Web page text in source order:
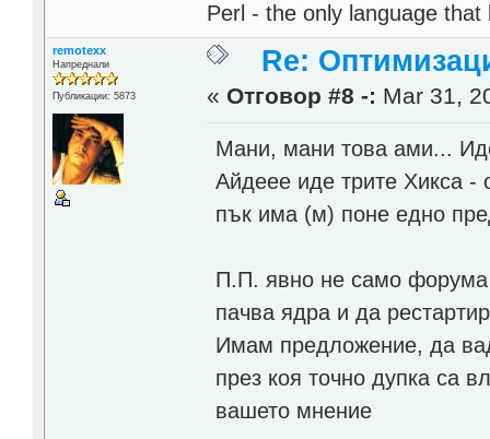
Perl - the only language
remotexx
Напреднали
Публикации: 5873
Re:
« Отговор #8 -: Mar 31,
Мани, мани това ами...
Айдеее иде трите Хикса -
пък има (м) поне едно
П.П. явно не само форума
пачва ядра и да
Имам предложение, да
през коя точно дупка са
вашето мнение